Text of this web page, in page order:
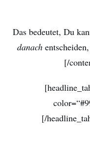
Das bedeutet, Du
danach
[/
[/